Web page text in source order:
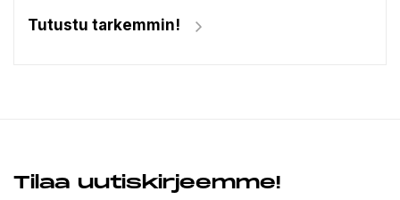
Tutustu tarkemmin!
Tilaa uutiskirjeemme!